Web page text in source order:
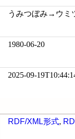
うみつぼみ→ウミ
1980-06-20
2025-09-
RDF/XML形式,